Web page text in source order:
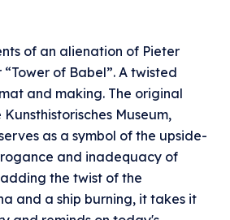
of an alienation of Pieter
“Tower of Babel”. A twisted
and making. The original
Museum,
as a symbol of the upside-
and inadequacy of
the twist of the
and a ship burning, it takes it